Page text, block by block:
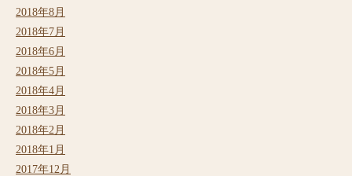
2018年8月
2018年7月
2018年6月
2018年5月
2018年4月
2018年3月
2018年2月
2018年1月
2017年12月